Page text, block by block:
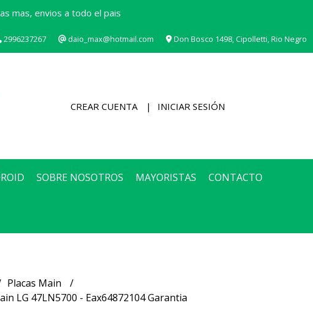
mas, envios a todo el pais
2996237267 daio_max@hotmail.com Don Bosco 1498, Cipolletti, Rio Negro
CREAR CUENTA INICIAR SESIÓN
SOBRE NOSOTROS MAYORISTAS CONTACTO
Placas Main
LG 47LN5700 - Eax64872104 Garantia